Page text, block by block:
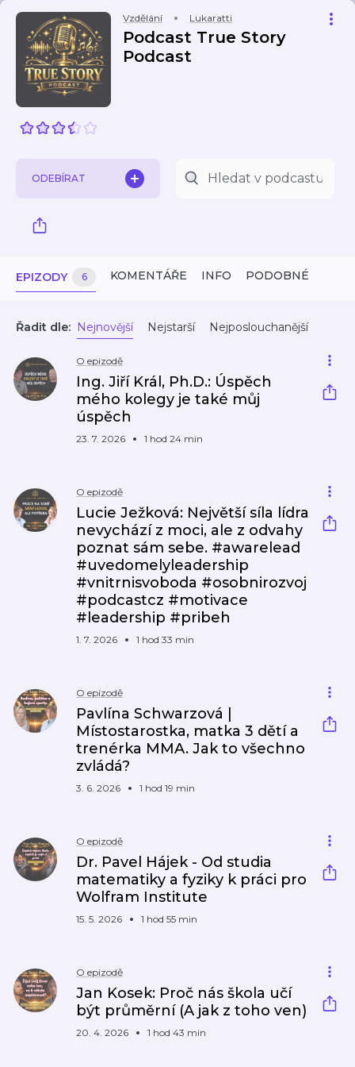
Vzdělání Lukaratti
Podcast True Story
Podcast
ODEBÍRAT
EPIZODY 6 KOMENTÁŘE INFO PODOBNÉ
Řadit dle: Nejnovější Nejstarší Nejposlouchanější
O epizodě
Ing. Jiří Král, Ph.D.: Úspěch
mého kolegy je také můj
úspěch
23. 7. 2026 1 hod 24 min
O epizodě
Lucie Ježková: Největší síla lídra
nevychází z moci, ale z odvahy
poznat sám sebe. #awarelead
#uvedomelyleadership
#vnitrnisvoboda #osobnirozvoj
#podcastcz #motivace
#leadership #pribeh
1. 7. 2026 1 hod 33 min
O epizodě
Pavlína Schwarzová |
Místostarostka, matka 3 dětí a
trenérka MMA. Jak to všechno
zvládá?
3. 6. 2026 1 hod 19 min
O epizodě
Dr. Pavel Hájek - Od studia
matematiky a fyziky k práci pro
Wolfram Institute
15. 5. 2026 1 hod 55 min
O epizodě
Jan Kosek: Proč nás škola učí
být průměrní (A jak z toho ven)
20. 4. 2026 1 hod 43 min